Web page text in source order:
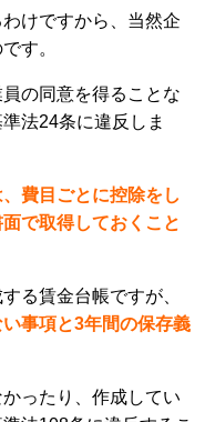
けですから、当然企
す。
の同意を得ることな
法24条に違反しま
費目ごとに控除をし
で取得しておくこと
る賃金台帳ですが、
事項と3年間の保存義
ったり、作成してい